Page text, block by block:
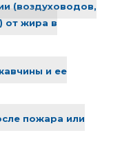
(воздуховодов,
от жира в
и ее
пожара или